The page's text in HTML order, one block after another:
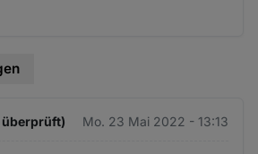
überprüft) Mo. 23 Mai 2022 - 13:13